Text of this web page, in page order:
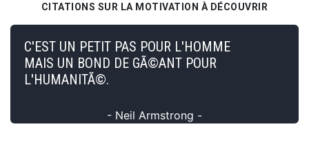
CITATIONS SUR LA MOTIVATION À DÉCOUVRIR
C'EST UN PETIT PAS POUR L'HOMME
MAIS UN BOND DE GÃ©ANT POUR
L'HUMANITÃ©.
- Neil Armstrong -